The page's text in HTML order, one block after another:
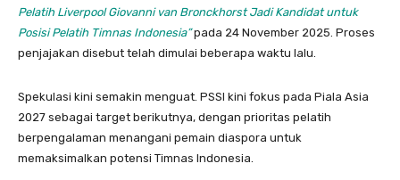
Pelatih Liverpool Giovanni van Bronckhorst Jadi Kandidat untuk
Posisi Pelatih Timnas Indonesia”pada 24 November 2025. Proses
penjajakan disebut telah dimulai beberapa waktu lalu.
Spekulasi kini semakin menguat. PSSI kini fokus pada Piala Asia
2027 sebagai target berikutnya, dengan prioritas pelatih
berpengalaman menangani pemain diaspora untuk
memaksimalkan potensi Timnas Indonesia.